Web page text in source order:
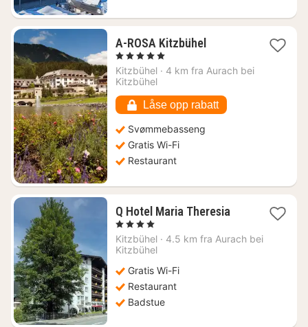
A-ROSA Kitzbühel1
fra
, 5 Stjerner
Kitzbühel · 4 km fra Aurach bei
Kitzbühel
Låse opp rabatt
Svømmebasseng
Gratis Wi-Fi
Restaurant
Q Hotel Maria Theresia1
fra
, 4 Stjerner
Kitzbühel · 4.5 km fra Aurach bei
Kitzbühel
Gratis Wi-Fi
Restaurant
Badstue